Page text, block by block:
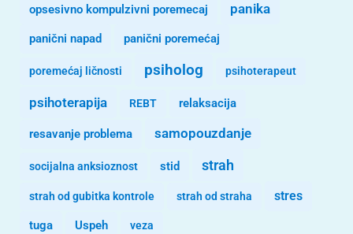
opsesivno kompulzivni poremecaj panika
panični napad panični poremećaj
poremećaj ličnosti psiholog psihoterapeut
psihoterapija REBT relaksacija
resavanje problema samopouzdanje
socijalna anksioznost stid strah
strah od gubitka kontrole strah od straha stres
tuga Uspeh veza